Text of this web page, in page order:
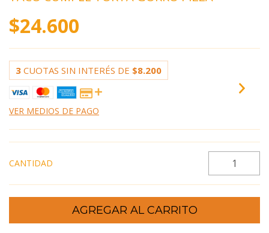
$24.600
3 CUOTAS SIN INTERÉS DE $8.200
VER MEDIOS DE PAGO
CANTIDAD